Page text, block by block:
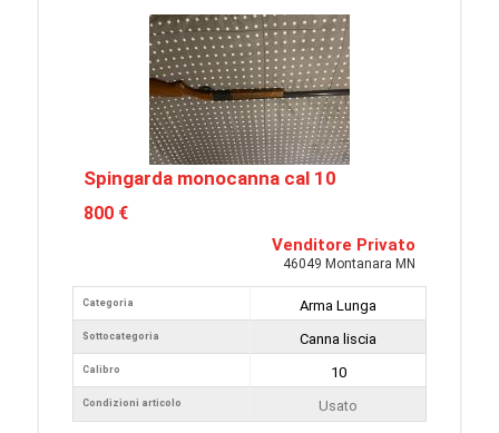
Spingarda monocanna cal 10
800 €
Venditore Privato
46049 Montanara MN
Categoria
Sottocategoria
Calibro
Condizioni articolo
Arma Lunga
Canna liscia
10
Usato